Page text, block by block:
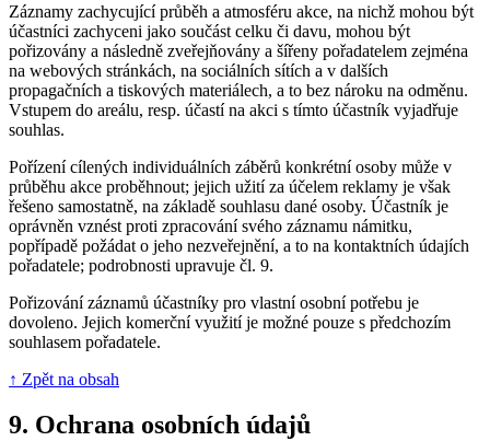
Záznamy zachycující průběh a atmosféru akce, na nichž mohou být
účastníci zachyceni jako součást celku či davu, mohou být
pořizovány a následně zveřejňovány a šířeny pořadatelem zejména
na webových stránkách, na sociálních sítích a v dalších
propagačních a tiskových materiálech, a to bez nároku na odměnu.
Vstupem do areálu, resp. účastí na akci s tímto účastník vyjadřuje
souhlas.
Pořízení cílených individuálních záběrů konkrétní osoby může v
průběhu akce proběhnout; jejich užití za účelem reklamy je však
řešeno samostatně, na základě souhlasu dané osoby. Účastník je
oprávněn vznést proti zpracování svého záznamu námitku,
popřípadě požádat o jeho nezveřejnění, a to na kontaktních údajích
pořadatele; podrobnosti upravuje čl. 9.
Pořizování záznamů účastníky pro vlastní osobní potřebu je
dovoleno. Jejich komerční využití je možné pouze s předchozím
souhlasem pořadatele.
↑ Zpět na obsah
9. Ochrana osobních údajů